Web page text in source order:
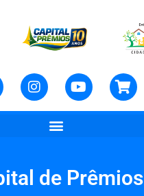
de Prêmios